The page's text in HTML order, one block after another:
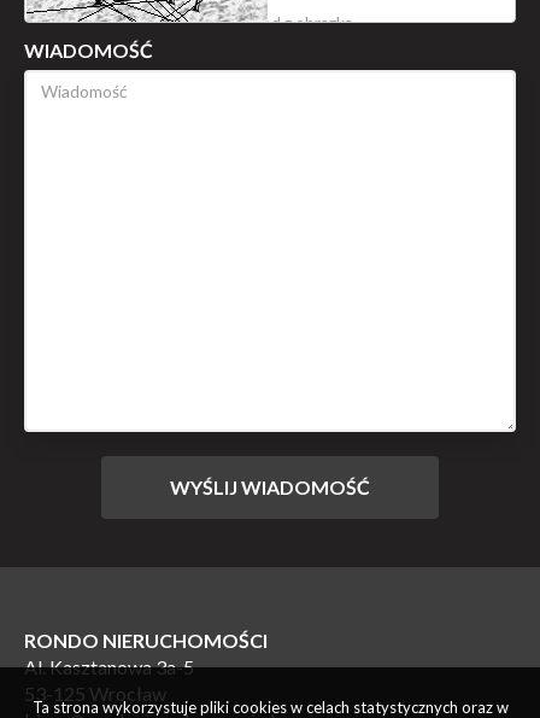
WIADOMOŚĆ
RONDO NIERUCHOMOŚCI
Al. Kasztanowa 3a-5
53-125 Wrocław
Ta strona wykorzystuje pliki cookies w celach statystycznych oraz w